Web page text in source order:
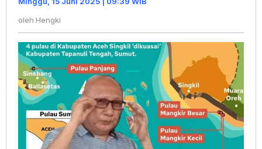
Pulau
Adalah
Jihad
Fisabilillah
oleh Hengki